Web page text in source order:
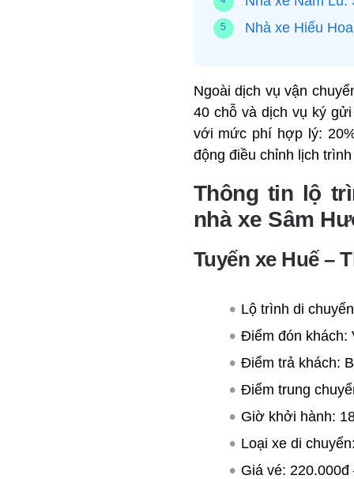
Nhà xe Hiếu
Ngoài dịch vụ vận
40 chỗ và dịch vụ ký
với mức phí hợp lý:
động điều chỉnh lịch
Thông tin lộ
nhà xe Sâm
Tuyến xe Huế –
Lộ trình di
Điểm đón khách:
Điểm trả khách:
Điểm trung
Giờ khởi hành:
Loại xe di
Giá vé: